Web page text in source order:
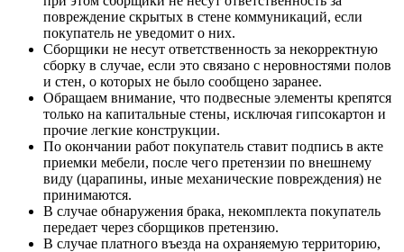
повреждение скрытых в стене коммуникаций, если
покупатель не уведомит о них.
Сборщики не несут ответственность за некорректную
сборку в случае, если это связано с неровностями полов
и стен, о которых не было сообщено заранее.
Обращаем внимание, что подвесные элементы крепятся
только на капитальные стены, исключая гипсокартон и
прочие легкие конструкции.
По окончании работ покупатель ставит подпись в акте
приемки мебели, после чего претензии по внешнему
виду (царапины, иные механические повреждения) не
принимаются.
В случае обнаружения брака, некомплекта покупатель
передает через сборщиков претензию.
В случае платного въезда на охраняемую территорию,